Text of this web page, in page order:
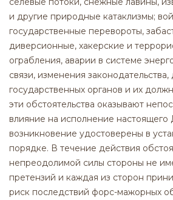
и другие природные катаклизмы;
государственные перевороты,
диверсионные, хакерские и
ограбления, аварии в системе
связи, изменения законодательства,
государственных органов и их
эти обстоятельства оказывают
влияние на исполнение настоящего
возникновение удостоверены в
порядке. В течение действия
непреодолимой силы стороны не
претензий и каждая из сторон
риск последствий форс-мажорных